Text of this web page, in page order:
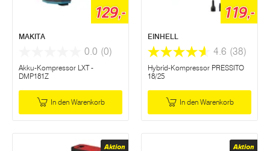
129,-
MAKITA
0.0 (0)
Akku-Kompressor LXT -
DMP181Z
In den Warenkorb
119,-
EINHELL
4.6 (38)
Hybrid-Kompressor PRESSITO
18/25
In den Warenkorb
Aktion Aktion